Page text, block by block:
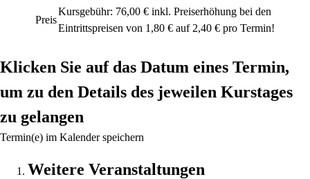
Preis
Kursgebühr: 76,00 € inkl. Preiserhöhung bei den
Eintrittspreisen von 1,80 € auf 2,40 € pro Termin!
Klicken Sie auf das Datum eines Termin,
um zu den Details des jeweilen Kurstages
zu gelangen
Termin(e) im Kalender speichern
Weitere Veranstaltungen